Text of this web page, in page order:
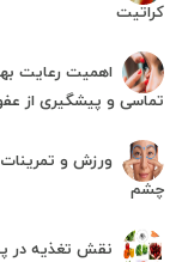
کراتیت
اهمیت رعایت
تماسی و پیشگیری از
ورزش و
چشم
نقش تغذیه در